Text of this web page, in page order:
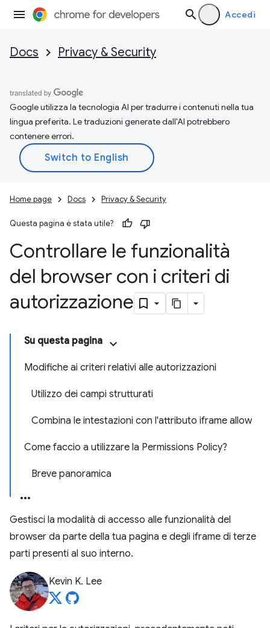
Accedi
Docs Privacy & Security
Google utilizza la tecnologia AI per tradurre i contenuti nella tua
lingua preferita. Le traduzioni generate dall'AI potrebbero
contenere errori.
Home page Docs Privacy & Security
Questa pagina è stata utile?
Controllare le funzionalità
del browser con i criteri di
autorizzazione
Su questa pagina
Modifiche ai criteri relativi alle autorizzazioni
Utilizzo dei campi strutturati
Combina le intestazioni con l'attributo iframe allow
Come faccio a utilizzare la Permissions Policy?
Breve panoramica
Gestisci la modalità di accesso alle funzionalità del
browser da parte della tua pagina e degli iframe di terze
parti presenti al suo interno.
Kevin K. Lee